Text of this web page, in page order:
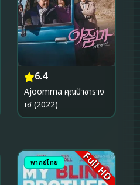
6.4
Ajoomma คุณป้าซาราง
เฮ (2022)
พากย์ไทย Full HD